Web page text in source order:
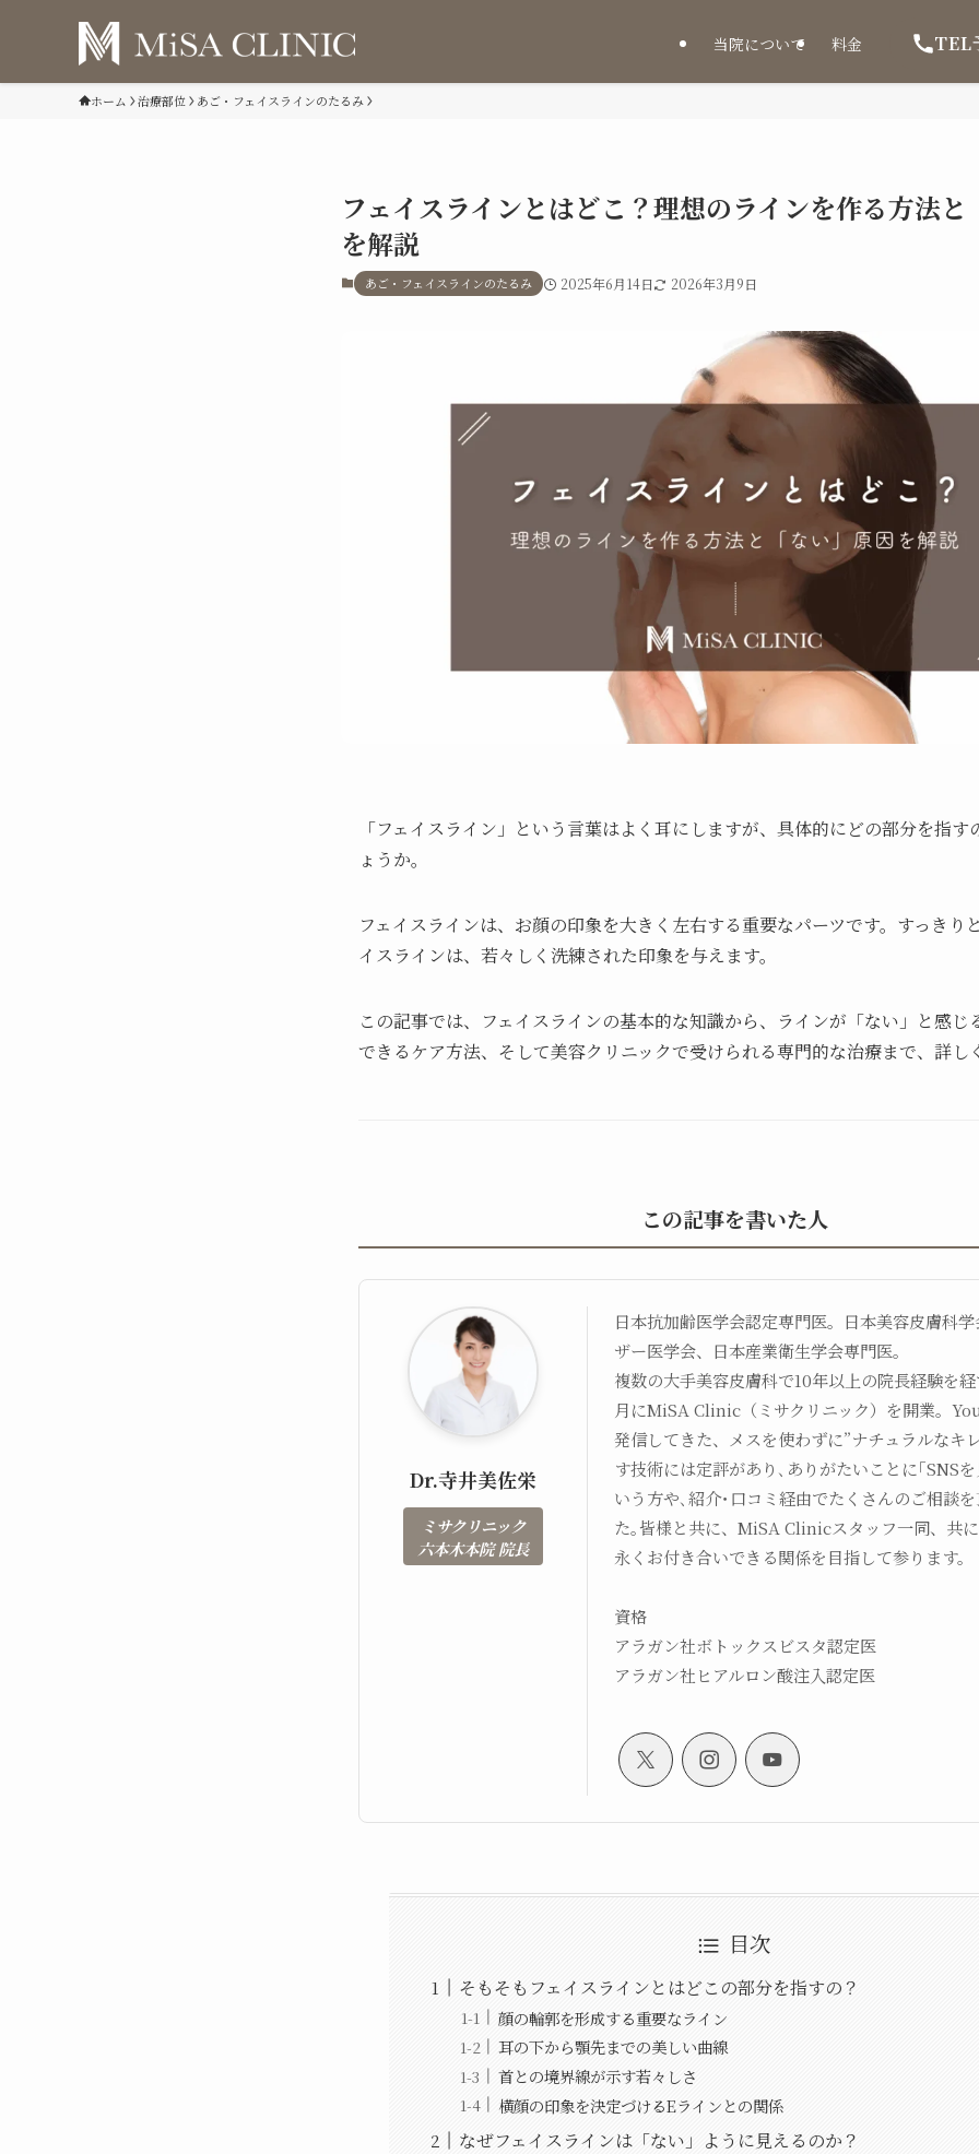
当院について 料金 TEL
ホーム 治療部位 あご・フェイスラインのたるみ
フェイスラインとはどこ？理想のラインを作る方法と
を解説
あご・フェイスラインのたるみ 2025年6月14日 2026年3月9日
「フェイスライン」という言葉はよく耳にしますが、具体的にどの部分を指す
ょうか。
フェイスラインは、お顔の印象を大きく左右する重要なパーツです。すっきり
イスラインは、若々しく洗練された印象を与えます。
この記事では、フェイスラインの基本的な知識から、ラインが「ない」と感じ
できるケア方法、そして美容クリニックで受けられる専門的な治療まで、詳し
この記事を書いた人
Dr.寺井美佐栄
ミサクリニック
六本木本院 院長
日本抗加齢医学会認定専門医。日本美容皮膚科
ザー医学会、日本産業衛生学会専門医。
複数の大手美容皮膚科で10年以上の院長経験を
月にMiSA Clinic（ミサクリニック）を開業。
発信してきた、メスを使わずに”ナチュラルなキ
す技術には定評があり､ありがたいことに｢SNS
いう方や､紹介･口コミ経由でたくさんのご相談
た｡皆様と共に、MiSA Clinicスタッフ一同、共
永くお付き合いできる関係を目指して参ります。
資格
アラガン社ボトックスビスタ認定医
アラガン社ヒアルロン酸注入認定医
目次
そもそもフェイスラインとはどこの部分を指すの？
顔の輪郭を形成する重要なライン
耳の下から顎先までの美しい曲線
首との境界線が示す若々しさ
横顔の印象を決定づけるEラインとの関係
なぜフェイスラインは「ない」ように見えるのか？